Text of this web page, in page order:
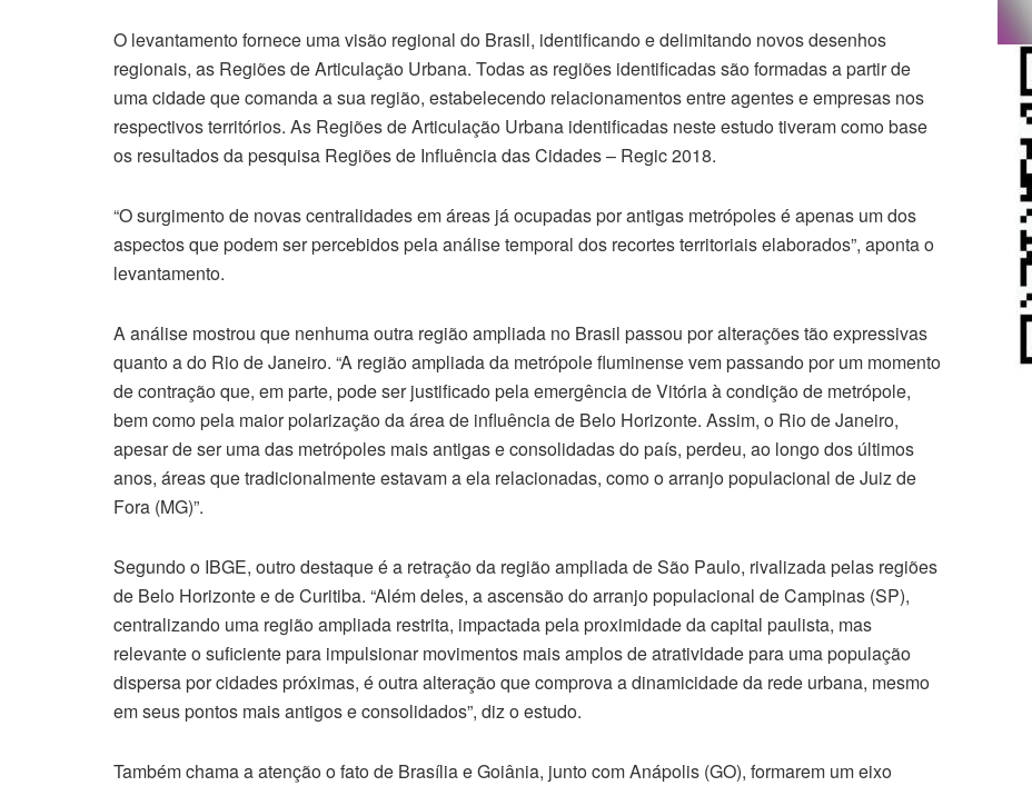
O levantamento fornece uma visão regional do Brasil, identificando e delimitando novos desenhos
regionais, as Regiões de Articulação Urbana. Todas as regiões identificadas são formadas a partir de
uma cidade que comanda a sua região, estabelecendo relacionamentos entre agentes e empresas nos
respectivos territórios. As Regiões de Articulação Urbana identificadas neste estudo tiveram como base
os resultados da pesquisa Regiões de Influência das Cidades – Regic 2018.
“O surgimento de novas centralidades em áreas já ocupadas por antigas metrópoles é apenas um dos
aspectos que podem ser percebidos pela análise temporal dos recortes territoriais elaborados”, aponta o
levantamento.
A análise mostrou que nenhuma outra região ampliada no Brasil passou por alterações tão expressivas
quanto a do Rio de Janeiro. “A região ampliada da metrópole fluminense vem passando por um momento
de contração que, em parte, pode ser justificado pela emergência de Vitória à condição de metrópole,
bem como pela maior polarização da área de influência de Belo Horizonte. Assim, o Rio de Janeiro,
apesar de ser uma das metrópoles mais antigas e consolidadas do país, perdeu, ao longo dos últimos
anos, áreas que tradicionalmente estavam a ela relacionadas, como o arranjo populacional de Juiz de
Fora (MG)”.
Segundo o IBGE, outro destaque é a retração da região ampliada de São Paulo, rivalizada pelas regiões
de Belo Horizonte e de Curitiba. “Além deles, a ascensão do arranjo populacional de Campinas (SP),
centralizando uma região ampliada restrita, impactada pela proximidade da capital paulista, mas
relevante o suficiente para impulsionar movimentos mais amplos de atratividade para uma população
dispersa por cidades próximas, é outra alteração que comprova a dinamicidade da rede urbana, mesmo
em seus pontos mais antigos e consolidados”, diz o estudo.
Também chama a atenção o fato de Brasília e Goiânia, junto com Anápolis (GO), formarem um eixo